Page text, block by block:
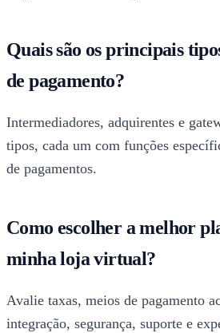
Quais são os principais
de pagamento?
Intermediadores, adquirentes e
tipos, cada um com funções
de pagamentos.
Como escolher a melhor
minha loja virtual?
Avalie taxas, meios de pagamento
integração, segurança, suporte e